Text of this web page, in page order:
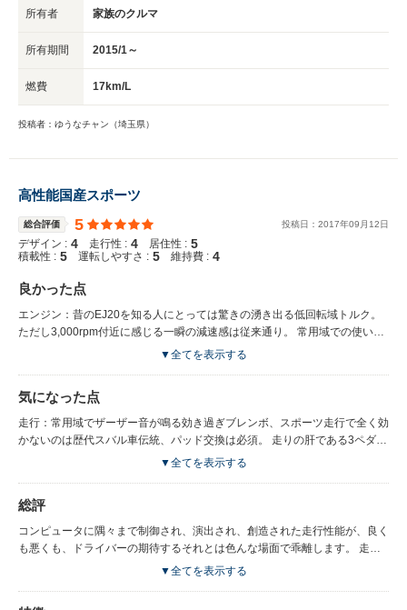
所有者 家族のクルマ
所有期間 2015/1～
燃費 17km/L
投稿者：ゆうなチャン（埼玉県）
高性能国産スポーツ
総合評価 5 投稿日： 2017年09 月 12日
デザイン : 4 走行性 : 4 居住性 : 5
積載性 : 5 運転しやすさ : 5 維持費 : 4
良かった点
エンジン：昔のEJ20を知る人にとっては驚きの湧き出る低回転域トルク。
ただし3,000rpm付近に感じる一瞬の減速感は従来通り。 常用域での使いや
すさが向上し、力強さ、滑らか共に申し分のない、完成された官能的かつ暴
▼全てを表示する
気になった点
走行：常用域でザーザー音が鳴る効き過ぎブレンボ、スポーツ走行で全く効
かないのは歴代スバル車伝統、パッド交換は必須。 走りの肝である3ペダル
はトラックみたいに上から踏みつけるタイプで、足裏1/3も乗らない極小フ
ればヒールアンドトゥは簡単。 柔らか過ぎるクラッチダンパースプリング
がダイレクト感を阻害している感あり、もう少し固くしてもいいのでは？
エアコン冷媒の真似してシューシュー音が鳴るパワステ、気が散ってコーナ
る反力との混同では？ Fドラシャを持つ高出力車としては寧ろ軽い方か
と。 道路が掻き毟られている感をビンビン伝える3つのLSD、絶対的な速さ
▼全てを表示する
総評
コンピュータに隅々まで制御され、演出され、創造された走行性能が、良く
も悪くも、ドライバーの期待するそれとは色んな場面で乖離します。 走り
のシーン全体に広がる古典的暴力マシン感と先進電脳アンドロイド感が共存
▼全てを表示する